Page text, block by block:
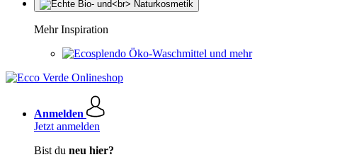
Mehr Inspiration
Öko-Waschmittel und mehr
Anmelden
Jetzt anmelden
Bist du neu hier?